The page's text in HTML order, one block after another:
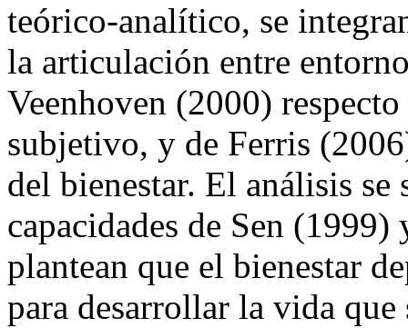
teórico-analítico, se
la articulación entre
Veenhoven (2000)
subjetivo, y de Ferris
del bienestar. El análisis se
capacidades de Sen
plantean que el bienestar
para desarrollar la vida